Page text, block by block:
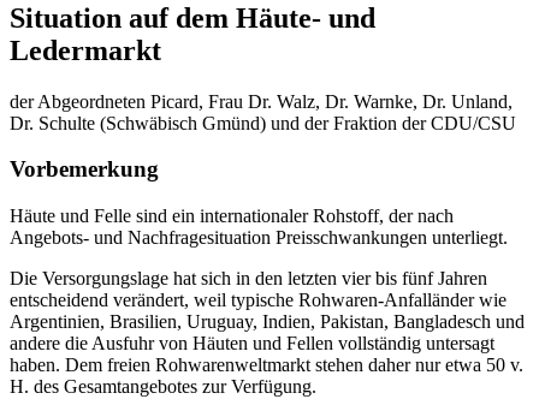
Situation auf dem Häute- und
Ledermarkt
der Abgeordneten Picard, Frau Dr. Walz, Dr. Warnke, Dr. Unland,
Dr. Schulte (Schwäbisch Gmünd) und der Fraktion der CDU/CSU
Vorbemerkung
Häute und Felle sind ein internationaler Rohstoff, der nach
Angebots- und Nachfragesituation Preisschwankungen unterliegt.
Die Versorgungslage hat sich in den letzten vier bis fünf Jahren
entscheidend verändert, weil typische Rohwaren-Anfalländer wie
Argentinien, Brasilien, Uruguay, Indien, Pakistan, Bangladesch und
andere die Ausfuhr von Häuten und Fellen vollständig untersagt
haben. Dem freien Rohwarenweltmarkt stehen daher nur etwa 50 v.
H. des Gesamtangebotes zur Verfügung.